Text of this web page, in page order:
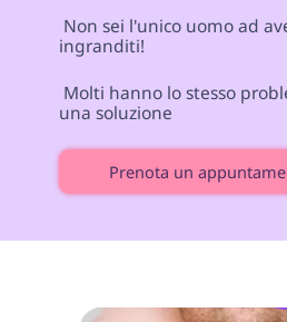
ingranditi!
una soluzione
Prenota un